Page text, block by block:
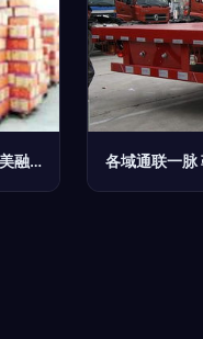
北京至长沙宁乡物流专线 高效、安全与专业的完美融合 各域通联一脉